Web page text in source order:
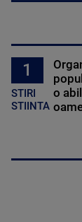
1
STIRI
STIINTA
o